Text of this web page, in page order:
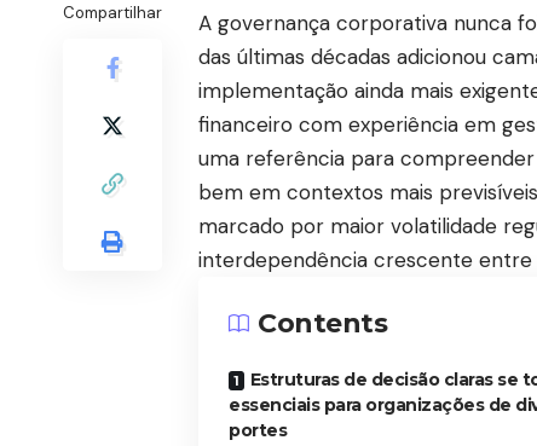
Compartilhar
A governança corporativa nunca
das últimas décadas adicionou
implementação ainda mais
financeiro com experiência em
uma referência para
bem em contextos mais
marcado por maior volatilidade
interdependência crescente entre
Contents
Estruturas de decisão claras se
essenciais para organizações de
portes